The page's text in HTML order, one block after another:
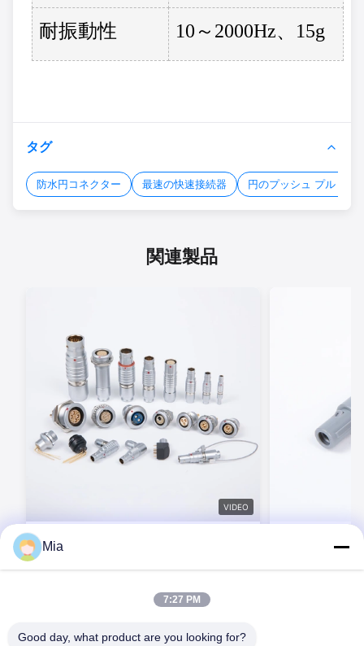
耐振動性 10～2000Hz、15g
タグ
防水円コネクター 最速の快速接続器 円のプッシュ プル コネ
関連製品
VIDEO
BEXKOM Bシリーズ サイズ 00B ~ 4B 2 ~
48ピン IP50 EMC シールド 円形プッシュ
プルコネクタ 5000交配サイクル LEMO
BEXKOM P シ
プルコネクタ
Mia
7:27 PM
Good day, what product are you looking for?